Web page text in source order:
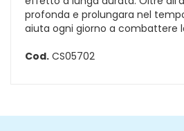
profonda e prolungara nel
aiuta ogni giorno a combattere
Cod. CS05702